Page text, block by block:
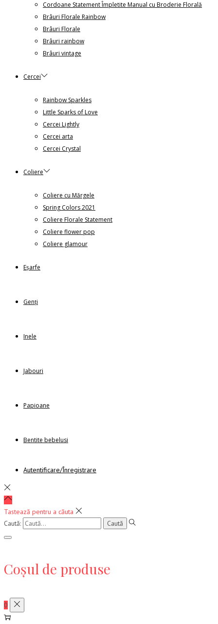
Cordoane Statement Împletite Manual cu Broderie Florală
Brâuri Florale Rainbow
Brâuri Florale
Brâuri rainbow
Brâuri vintage
Cercei
Rainbow Sparkles
Little Sparks of Love
Cercei Lightly
Cercei arta
Cercei Crystal
Coliere
Coliere cu Mărgele
Spring Colors 2021
Coliere Florale Statement
Coliere flower pop
Coliere glamour
Eșarfe
Genți
Inele
Jabouri
Papioane
Bentite bebelusi
Autentificare/Înregistrare
Tastează pentru a căuta
Caută:
Coșul de produse
0